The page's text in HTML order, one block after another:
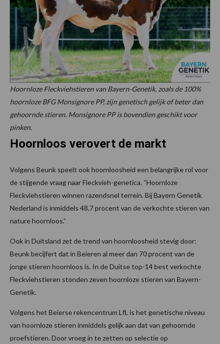
Hoornloze Fleckviehstieren van Bayern-Genetik, zoals de 100%
hoornloze BFG Monsignore PP, zijn genetisch gelijk of beter dan
gehoornde stieren. Monsignore PP is bovendien geschikt voor
pinken.
Hoornloos verovert de markt
Volgens Beunk speelt ook hoornloosheid een belangrijke rol voor
de stijgende vraag naar Fleckvieh-genetica. “Hoornloze
Fleckviehstieren winnen razendsnel terrein. Bij Bayern Genetik
Nederland is inmiddels 48,7 procent van de verkochte stieren van
nature hoornloos.”
Ook in Duitsland zet de trend van hoornloosheid stevig door:
Beunk becijfert dat in Beieren al meer dan 70 procent van de
jonge stieren hoornloos is. In de Duitse top-14 best verkochte
Fleckviehstieren stonden zeven hoornloze stieren van Bayern-
Genetik.
Volgens het Beierse rekencentrum LfL is het genetische niveau
van hoornloze stieren inmiddels gelijk aan dat van gehoornde
proefstieren. Door vroeg in te zetten op selectie op